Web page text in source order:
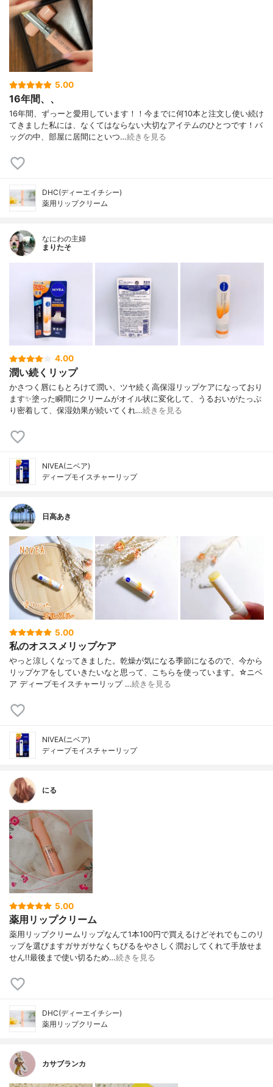
5.00
16年間、、
16年間、ずっーと愛用しています！！今までに何10本と注文し使い続け
てきました私には、なくてはならない大切なアイテムのひとつです！バ
ッグの中、部屋に居間にといつ…続きを見る
DHC(ディーエイチシー)
薬用リップクリーム
なにわの主婦
まりたそ
4.00
潤い続くリップ
かさつく唇にもとろけて潤い、ツヤ続く高保湿リップケアになっており
ます✨塗った瞬間にクリームがオイル状に変化して、うるおいがたっぷ
り密着して、保湿効果が続いてくれ…続きを見る
NIVEA(ニベア)
ディープモイスチャーリップ
日高あき
5.00
私のオススメリップケア
やっと涼しくなってきました。乾燥が気になる季節になるので、今から
リップケアをしていきたいなと思って、こちらを使っています。☆ニベ
ア ディープモイスチャーリップ …続きを見る
NIVEA(ニベア)
ディープモイスチャーリップ
にる
5.00
薬用リップクリーム
薬用リップクリームリップなんて1本100円で買えるけどそれでもこのリ
ップを選びますガサガサなくちびるをやさしく潤おしてくれて手放せま
せん!!最後まで使い切るため…続きを見る
DHC(ディーエイチシー)
薬用リップクリーム
カサブランカ